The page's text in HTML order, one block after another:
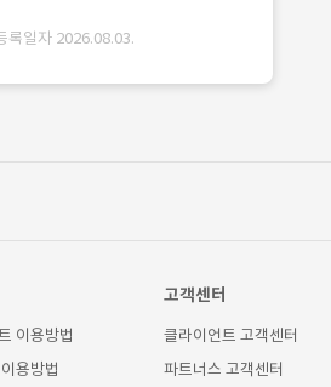
록일자 2026.08.03.
이용방법
용방법
고객센터
클라이언트 고객센터
파트너스 고객센터